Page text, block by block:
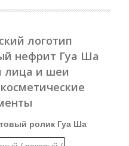
логотип
нефрит Гуа Ша
лица и шеи
ролик Гуа Ша